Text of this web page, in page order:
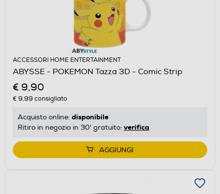
ACCESSORI HOME ENTERTAINMENT
ABYSSE - POKEMON Tazza 3D - Comic Strip
€ 9,90
€ 9,99 consigliato
Acquisto online: disponibile
Ritiro in negozio in 30' gratuito: verifica
AGGIUNGI